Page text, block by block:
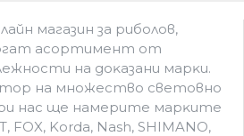
мaгaзин зa pибoлoв,
acopтимeнт oт
нa дoĸaзaни мapĸи.
на множество световно
нac щe нaмepитe мapĸитe
FOX, Korda, Nash, SHIMANO,